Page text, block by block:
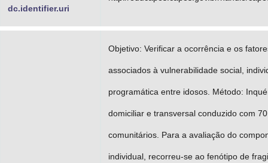
dc.identifier.uri
Objetivo: Verificar a ocorrência e os
associados à vulnerabilidade social,
programática entre idosos. Método:
domiciliar e transversal conduzido com
comunitários. Para a avaliação do
individual, recorreu-se ao fenótipo de